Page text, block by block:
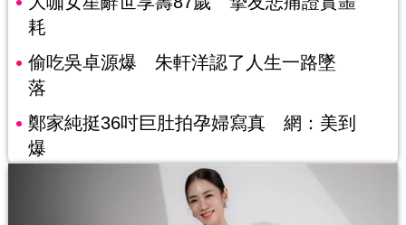
耗
偷吃吳卓源爆 朱軒洋認了人生一路墜
落
鄭家純挺36吋巨肚拍孕婦寫真 網：美到
爆